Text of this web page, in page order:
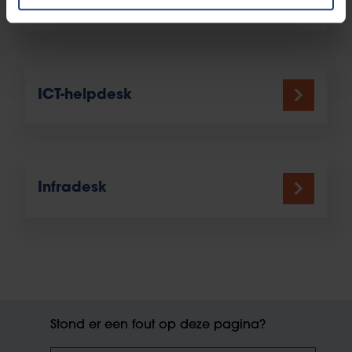
ICT-helpdesk
Infradesk
Stond er een fout op deze pagina?